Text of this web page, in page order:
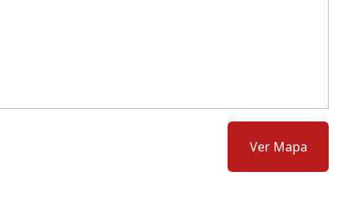
Ver Mapa